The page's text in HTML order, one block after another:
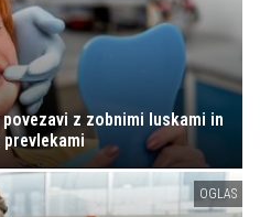
z zobnimi luskami in
OGLAS